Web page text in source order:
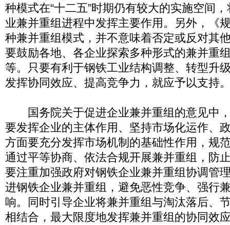
种模式在“十二五”时期仍有较大的实施空间
业兼并重组进程中发挥主要作用。另外，《
种兼并重组模式，并不意味着否定或反对其
要鼓励各地、各企业探索多种形式的兼并重
等。只要有利于钢铁工业结构调整、转型升
发挥协同效应、提高竞争力，就应予以支持
国务院关于促进企业兼并重组的意见中
要发挥企业的主体作用、坚持市场化运作、
方面要充分发挥市场机制的基础性作用，规
通过平等协商、依法合规开展兼并重组，防
要注重加强政府对钢铁企业兼并重组协调管
进钢铁企业兼并重组，避免恶性竞争、强行
响。同时引导企业将兼并重组与淘汰落后、
相结合，最大限度地发挥兼并重组的协同效